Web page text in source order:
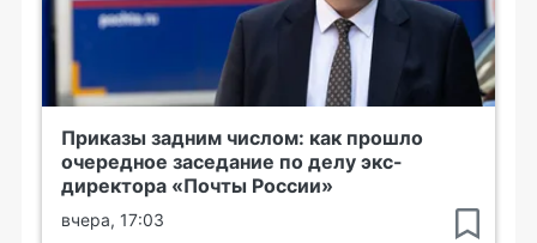
Приказы задним числом: как прошло
очередное заседание по делу экс-
директора «Почты России»
вчера, 17:03